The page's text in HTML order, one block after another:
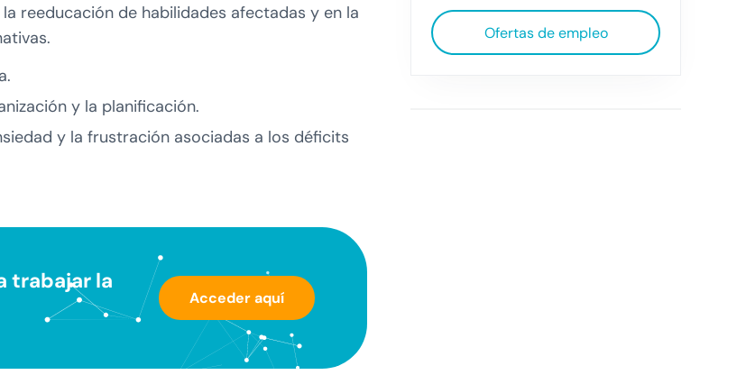
reeducación de habilidades afectadas y en la
y la planificación.
y la frustración asociadas a los déficits
trabajar la
Acceder aquí
Ofertas de empleo